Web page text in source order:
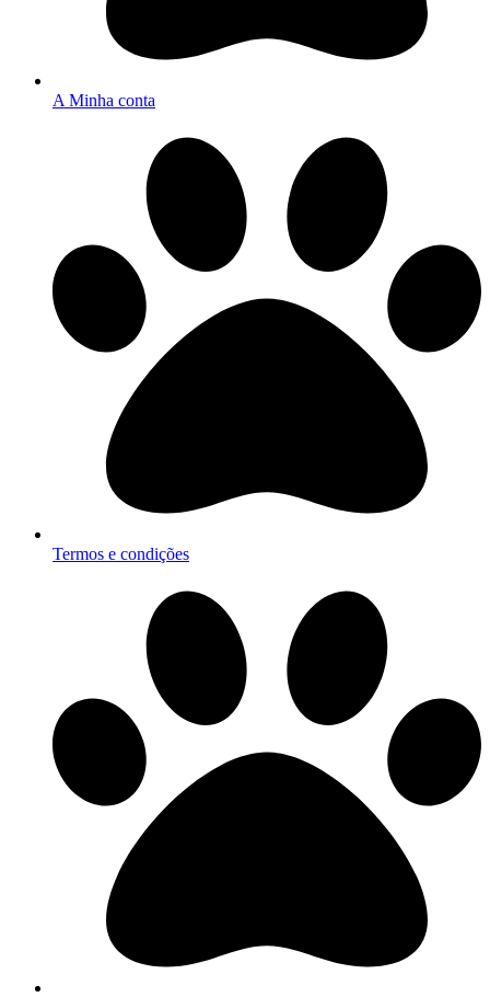
A Minha conta
Termos e condições